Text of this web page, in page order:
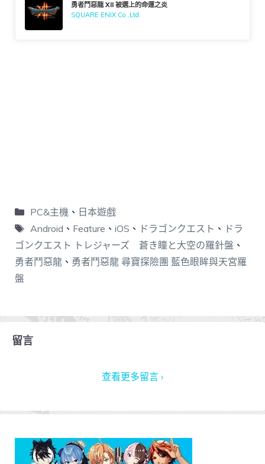
勇者鬥惡龍 XII 被選上的命運之炎
SQUARE ENIX Co.,Ltd.
PC&主機、 日本遊戲
Android 、 Feature 、 iOS 、 ドラゴンクエスト 、 ドラ
ゴンクエスト トレジャーズ 蒼き瞳と大空の羅針盤 、
勇者鬥惡龍 、 勇者鬥惡龍 尋寶探險團 藍色眼眸與天宮羅
盤
留言
查看更多留言 ›